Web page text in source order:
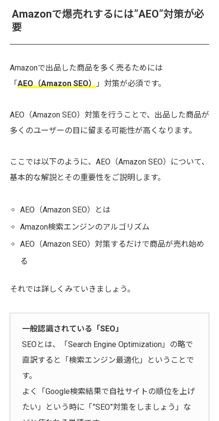
Amazonで爆売れするには”AEO”対策が必
要
Amazonで出品した商品を多く売るためには
「AEO（Amazon SEO） 」対策が必須です。
AEO（Amazon SEO）対策を行うことで、出品した商品が
多くのユーザーの目に留まる可能性が高くなります。
ここでは以下のように、AEO（Amazon SEO）について、
基本的な解説とその重要性をご説明します。
AEO（Amazon SEO）とは
Amazon検索エンジンのアルゴリズム
AEO（Amazon SEO）対策するだけで商品が売れ始め
る
それでは詳しくみていきましょう。
一般認識されている「SEO」
SEOとは、「Search Engine Optimization」の略で
直訳すると「検索エンジン最適化」ということで
す。
よく「Google検索結果で自社サイトの順位を上げ
たい」という時に「”SEO”対策をしましょう」な